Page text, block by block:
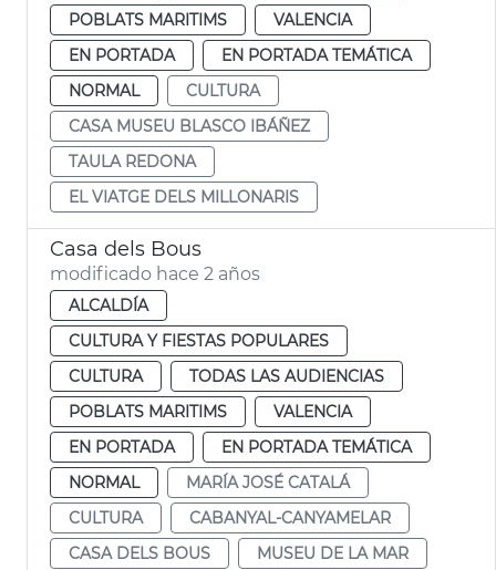
POBLATS MARITIMS
VALENCIA
EN PORTADA
EN PORTADA TEMÁTICA
NORMAL
CULTURA
CASA MUSEU BLASCO IBÁÑEZ
TAULA REDONA
EL VIATGE DELS MILLONARIS
Casa dels Bous
modificado hace 2 años
ALCALDÍA
CULTURA Y FIESTAS POPULARES
CULTURA
TODAS LAS AUDIENCIAS
POBLATS MARITIMS
VALENCIA
EN PORTADA
EN PORTADA TEMÁTICA
NORMAL
MARÍA JOSÉ CATALÁ
CULTURA
CABANYAL-CANYAMELAR
CASA DELS BOUS
MUSEU DE LA MAR